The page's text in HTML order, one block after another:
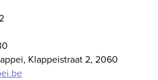
Klappeistraat 2, 2060